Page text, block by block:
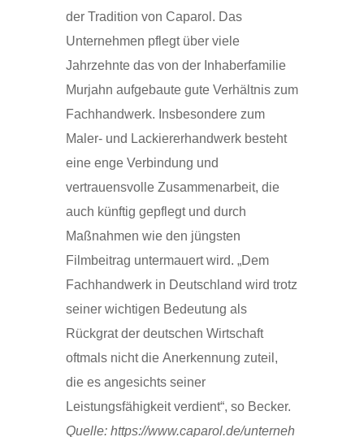
der Tradition von Caparol. Das
Unternehmen pflegt über viele
Jahrzehnte das von der Inhaberfamilie
Murjahn aufgebaute gute Verhältnis zum
Fachhandwerk. Insbesondere zum
Maler- und Lackiererhandwerk besteht
eine enge Verbindung und
vertrauensvolle Zusammenarbeit, die
auch künftig gepflegt und durch
Maßnahmen wie den jüngsten
Filmbeitrag untermauert wird. „Dem
Fachhandwerk in Deutschland wird trotz
seiner wichtigen Bedeutung als
Rückgrat der deutschen Wirtschaft
oftmals nicht die Anerkennung zuteil,
die es angesichts seiner
Leistungsfähigkeit verdient“, so Becker.
Quelle: https://www.caparol.de/unterneh